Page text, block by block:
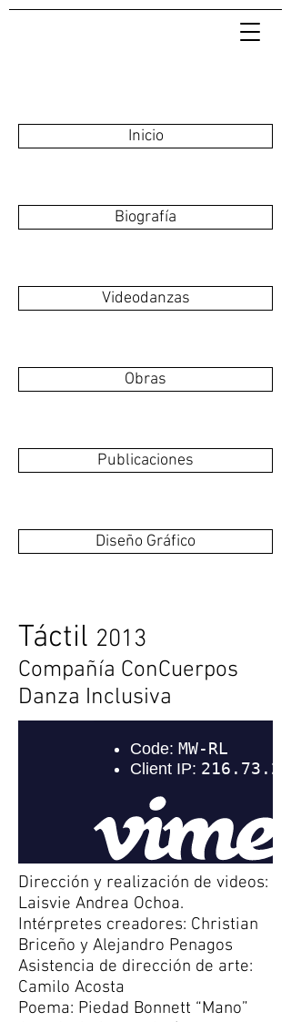
Inicio
Biografía
Videodanzas
Obras
Publicaciones
Diseño Gráfico
Táctil 2013
Compañía ConCuerpos
Danza Inclusiva
Dirección y realización de videos:
Laisvie Andrea Ochoa.
Intérpretes creadores: Christian
Briceño y Alejandro Penagos
Asistencia de dirección de arte:
Camilo Acosta
Poema: Piedad Bonnett “Mano”